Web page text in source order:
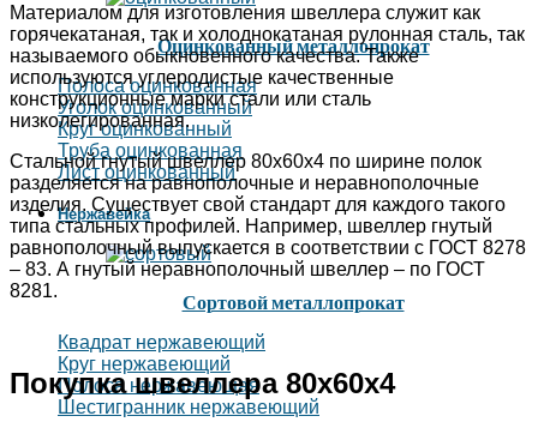
Оцинкованный металлопрокат
Полоса оцинкованная
Уголок оцинкованный
Круг оцинкованный
Труба оцинкованная
Лист оцинкованный
Нержавейка
Сортовой металлопрокат
Квадрат нержавеющий
Круг нержавеющий
Полоса нержавеющая
Шестигранник нержавеющий
Материалом для изготовления швеллера служит как
горячекатаная, так и холоднокатаная рулонная сталь, так
называемого обыкновенного качества. Также
используются углеродистые качественные
конструкционные марки стали или сталь
низколегированная.
Стальной гнутый швеллер 80х60х4 по ширине полок
разделяется на равнополочные и неравнополочные
изделия. Существует свой стандарт для каждого такого
типа стальных профилей. Например, швеллер гнутый
равнополочный выпускается в соответствии с ГОСТ 8278
– 83. А гнутый неравнополочный швеллер – по ГОСТ
8281.
Покупка швеллера 80х60х4